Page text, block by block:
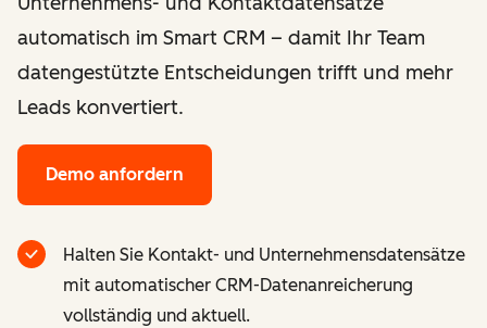
automatisch im Smart CRM – damit Ihr Team
datengestützte Entscheidungen trifft und mehr
Leads konvertiert.
Demo anfordern
Halten Sie Kontakt- und Unternehmensdatensätze
mit automatischer CRM-Datenanreicherung
vollständig und aktuell.